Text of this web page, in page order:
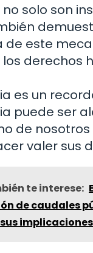
no solo son
de este
derechos
es un
puede ser
de nosotros
valer sus
te interese:
de caudales